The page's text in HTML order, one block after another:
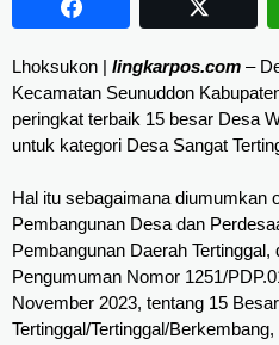
Lhoksukon | lingkarpos.com –
Kecamatan Seunuddon
peringkat terbaik 15 besar Desa
untuk kategori Desa Sangat
Hal itu sebagaimana diumumkan
Pembangunan Desa dan
Pembangunan Daerah Tertinggal,
Pengumuman Nomor 1251/
November 2023, tentang 15
Tertinggal/Tertinggal/